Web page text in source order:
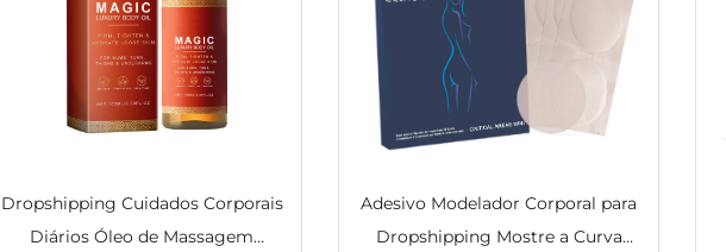
Dropshipping Cuidados Corporais
Diários Óleo de Massagem
Adesivo Modelador Corporal para
Dropshipping Mostre a Curva